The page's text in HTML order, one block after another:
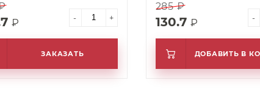
₽ - +
ЗАКАЗАТЬ
285 ₽
130.7 ₽ -
ДОБАВИТЬ В